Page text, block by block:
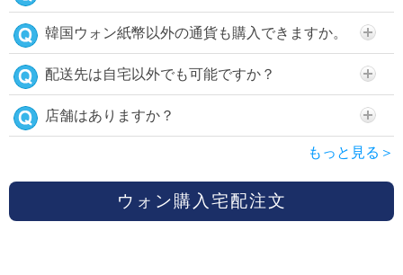
韓国ウォン紙幣以外の通貨も購入できますか。
配送先は自宅以外でも可能ですか？
店舗はありますか？
もっと見る＞
ウォン購入宅配注文